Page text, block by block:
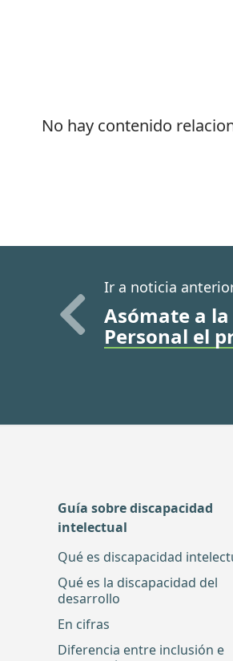
No hay contenido
Ir a noticia
Asómate a
Personal el
Guía sobre discapacidad
intelectual
Qué es discapacidad
Qué es la discapacidad del
desarrollo
En cifras
Diferencia entre inclusión e